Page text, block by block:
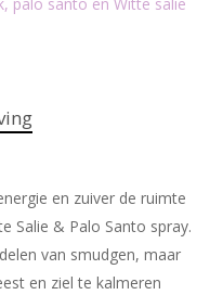
en zuiver de ruimte
Salie & Palo Santo spray.
van smudgen, maar
en ziel te kalmeren